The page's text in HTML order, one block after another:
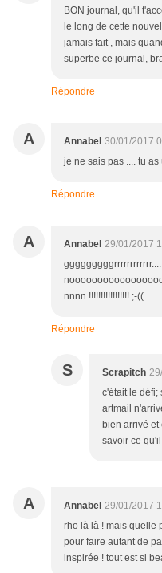
BON journal, qu'il
le long de cette
jamais fait , mais
superbe ce journal,
Répondre
A Annabel 30/01/2017
je ne sais pas .... tu
Répondre
A Annabel 29/01/2017
nnnn !!!!!!!!!!!!!!!!! ;-((
Répondre
S Scrapitch
c'était le défi;
artmail
bien arrivé
savoir ce
A Annabel 29/01/2017
rho là là ! mais quelle
pour faire autant de
inspirée ! tout est si